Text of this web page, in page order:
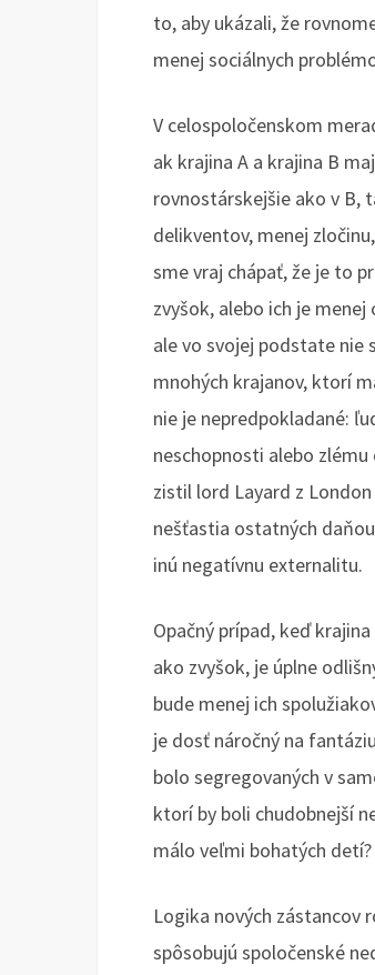
to, aby ukázali, že
menej sociálnych
V celospoločenskom
ak krajina A a krajina B
rovnostárskejšie ako v B,
delikventov, menej
sme vraj chápať, že je to
zvyšok, alebo ich je
ale vo svojej podstate nie
mnohých krajanov, ktorí
nie je nepredpokladané:
neschopnosti alebo
zistil lord Layard z
nešťastia ostatných
inú negatívnu externalitu.
Opačný prípad, keď
ako zvyšok, je úplne
bude menej ich
je dosť náročný na
bolo segregovaných v
ktorí by boli chudobnejší
málo veľmi bohatých detí?
Logika nových zástancov
spôsobujú spoločenské